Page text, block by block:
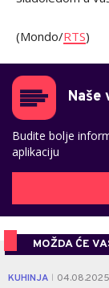
(Mondo/RTS)
Naše
Budite bolje
aplikaciju
MOŽDA ĆE
KUHINJA